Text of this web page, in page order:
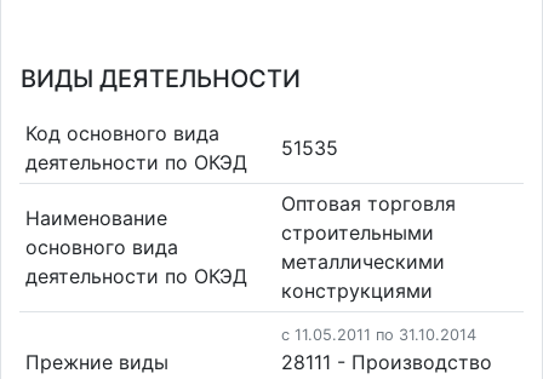
ВИДЫ ДЕЯТЕЛЬНОСТИ
Код основного вида
деятельности по ОКЭД
51535
Наименование
основного вида
деятельности по ОКЭД
Оптовая торговля
строительными
металлическими
конструкциями
Прежние виды
c 11.05.2011 по 31.10.2014
28111 - Производство